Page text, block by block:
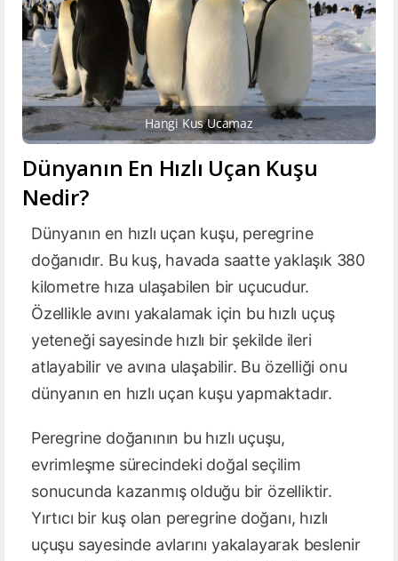
Hangi Kus Ucamaz
Dünyanın En Hızlı Uçan Kuşu
Nedir?
Dünyanın en hızlı uçan kuşu, peregrine
doğanıdır. Bu kuş, havada saatte yaklaşık 380
kilometre hıza ulaşabilen bir uçucudur.
Özellikle avını yakalamak için bu hızlı uçuş
yeteneği sayesinde hızlı bir şekilde ileri
atlayabilir ve avına ulaşabilir. Bu özelliği onu
dünyanın en hızlı uçan kuşu yapmaktadır.
Peregrine doğanının bu hızlı uçuşu,
evrimleşme sürecindeki doğal seçilim
sonucunda kazanmış olduğu bir özelliktir.
Yırtıcı bir kuş olan peregrine doğanı, hızlı
uçuşu sayesinde avlarını yakalayarak beslenir